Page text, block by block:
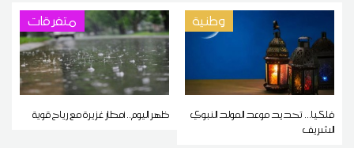
وطنية
فلكيا... تحديد موعد المولد النبوي
الشريف
متفرقات
ظهر اليوم.. أمطار غزيرة مع رياح قوية